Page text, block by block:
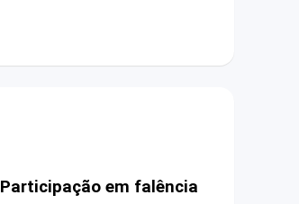
Participação em falência